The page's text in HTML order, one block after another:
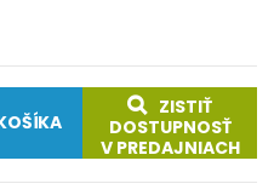
ZISTIŤ
DOSTUPNOSŤ
V PREDAJNIACH